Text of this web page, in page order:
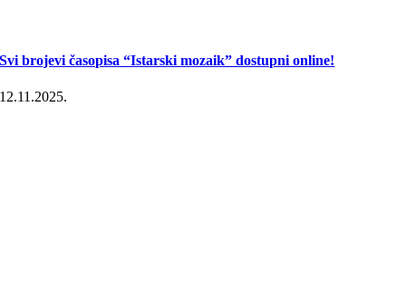
Svi brojevi časopisa “Istarski mozaik” dostupni online!
12.11.2025.